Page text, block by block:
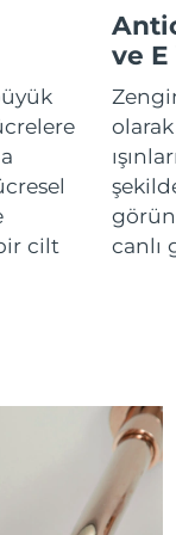
cilt
ve
canlı
8/11/26
tarihi 8/12/26
tarihi 8/9/26
tarihi 8/13/26
8/9/26
8/12/26